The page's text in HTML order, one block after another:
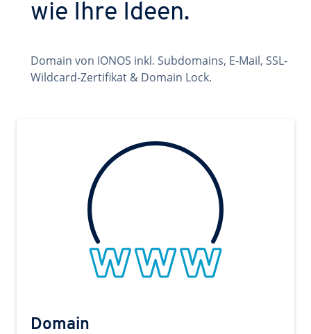
wie Ihre Ideen.
Domain von IONOS inkl. Subdomains, E-Mail, SSL-
Wildcard-Zertifikat & Domain Lock.
Domain